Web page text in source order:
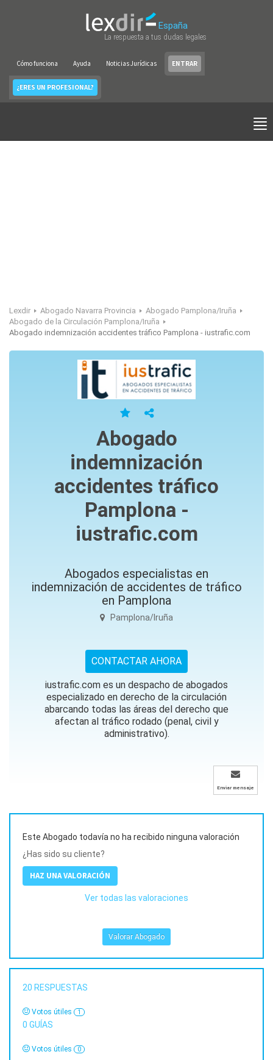
España
La respuesta a tus dudas legales
Cómo funciona Ayuda Noticias Jurídicas ENTRAR
¿ERES UN PROFESIONAL?
Lexdir Abogado Navarra Provincia
Abogado Pamplona/Iruña
Abogado de la Circulación Pamplona/Iruña
Abogado indemnización accidentes tráfico Pamplona - iustrafic.com
Abogado
indemnización
accidentes tráfico
Pamplona -
iustrafic.com
Abogados especialistas en
indemnización de accidentes de tráfico
en Pamplona
Pamplona/Iruña
CONTACTAR AHORA
iustrafic.com es un despacho de abogados
especializado en derecho de la circulación
abarcando todas las áreas del derecho que
afectan al tráfico rodado (penal, civil y
administrativo).
Enviar mensaje
Este Abogado todavía no ha recibido ninguna valoración
¿Has sido su cliente?
HAZ UNA VALORACIÓN
Ver todas las valoraciones
Valorar Abogado
20 RESPUESTAS
Votos útiles 1
0 GUÍAS
Votos útiles 0